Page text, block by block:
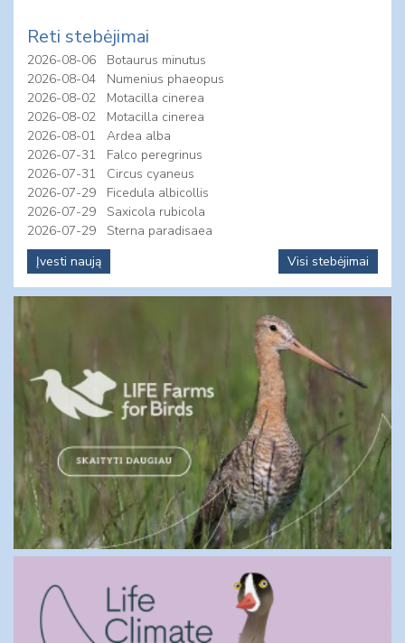
Reti stebėjimai
2026-08-06
Botaurus minutus
2026-08-04
Numenius phaeopus
2026-08-02
Motacilla cinerea
2026-08-02
Motacilla cinerea
2026-08-01
Ardea alba
2026-07-31
Falco peregrinus
2026-07-31
Circus cyaneus
2026-07-29
Ficedula albicollis
2026-07-29
Saxicola rubicola
2026-07-29
Sterna paradisaea
Įvesti naują
Visi stebėjimai